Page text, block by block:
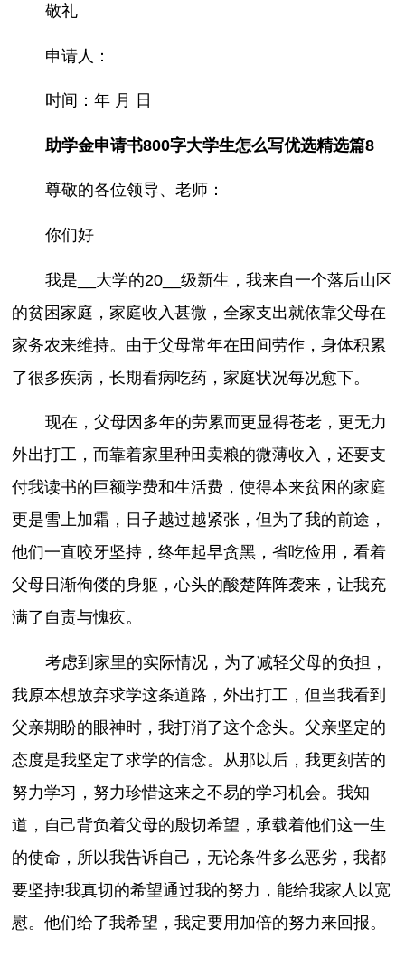
敬礼
申请人：
时间：年 月 日
助学金申请书800字大学生怎么写优选精选篇8
尊敬的各位领导、老师：
你们好
我是__大学的20__级新生，我来自一个落后山区
的贫困家庭，家庭收入甚微，全家支出就依靠父母在
家务农来维持。由于父母常年在田间劳作，身体积累
了很多疾病，长期看病吃药，家庭状况每况愈下。
现在，父母因多年的劳累而更显得苍老，更无力
外出打工，而靠着家里种田卖粮的微薄收入，还要支
付我读书的巨额学费和生活费，使得本来贫困的家庭
更是雪上加霜，日子越过越紧张，但为了我的前途，
他们一直咬牙坚持，终年起早贪黑，省吃俭用，看着
父母日渐佝偻的身躯，心头的酸楚阵阵袭来，让我充
满了自责与愧疚。
考虑到家里的实际情况，为了减轻父母的负担，
我原本想放弃求学这条道路，外出打工，但当我看到
父亲期盼的眼神时，我打消了这个念头。父亲坚定的
态度是我坚定了求学的信念。从那以后，我更刻苦的
努力学习，努力珍惜这来之不易的学习机会。我知
道，自己背负着父母的殷切希望，承载着他们这一生
的使命，所以我告诉自己，无论条件多么恶劣，我都
要坚持!我真切的希望通过我的努力，能给我家人以宽
慰。他们给了我希望，我定要用加倍的努力来回报。